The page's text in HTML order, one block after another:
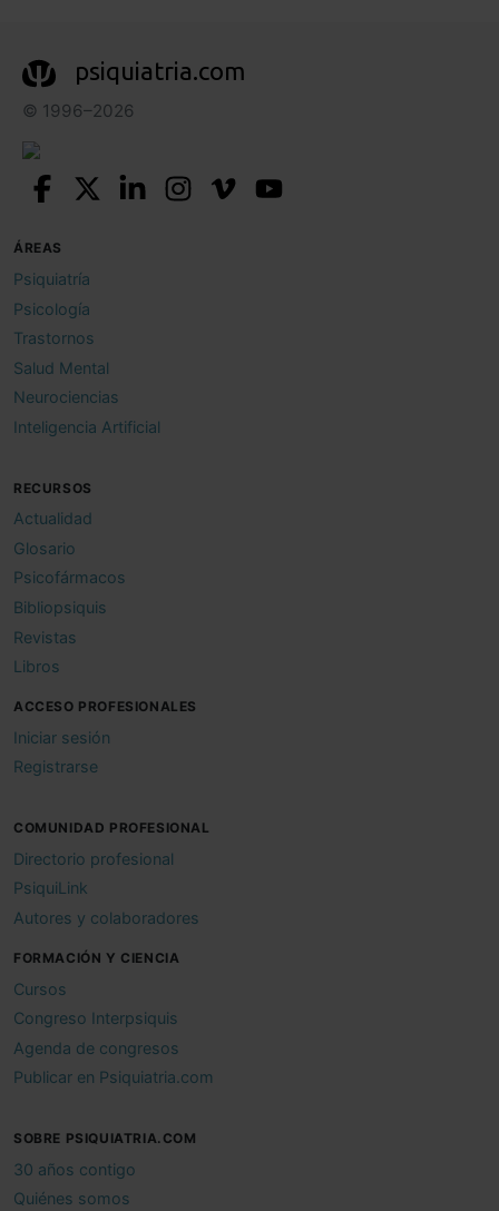
psiquiatria.com
© 1996–2026
ÁREAS
Psiquiatría
Psicología
Trastornos
Salud Mental
Neurociencias
Inteligencia Artificial
RECURSOS
Actualidad
Glosario
Psicofármacos
Bibliopsiquis
Revistas
Libros
ACCESO PROFESIONALES
Iniciar sesión
Registrarse
COMUNIDAD PROFESIONAL
Directorio profesional
PsiquiLink
Autores y colaboradores
FORMACIÓN Y CIENCIA
Cursos
Congreso Interpsiquis
Agenda de congresos
Publicar en Psiquiatria.com
SOBRE PSIQUIATRIA.COM
30 años contigo
Quiénes somos